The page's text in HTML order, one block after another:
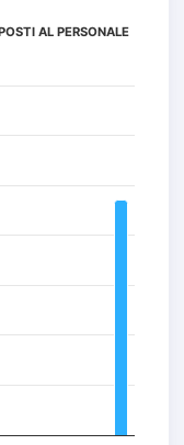
AL PERSONALE